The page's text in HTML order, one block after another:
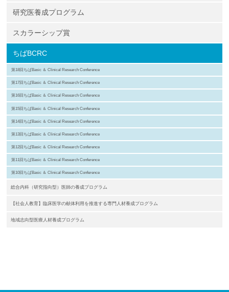
研究医養成プログラム
スカラーシップ賞
ちばBCRC
第18回ちばBasic ＆ Clinical Research Conference
第17回ちばBasic ＆ Clinical Research Conference
第16回ちばBasic ＆ Clinical Research Conference
第15回ちばBasic ＆ Clinical Research Conference
第14回ちばBasic ＆ Clinical Research Conference
第13回ちばBasic ＆ Clinical Research Conference
第12回ちばBasic ＆ Clinical Research Conference
第11回ちばBasic ＆ Clinical Research Conference
第10回ちばBasic ＆ Clinical Research Conference
総合内科（研究指向型）医師の養成プログラム
【社会人教育】臨床医学の献体利用を推進する専門人材養成プログラム
地域志向型医療人材養成プログラム